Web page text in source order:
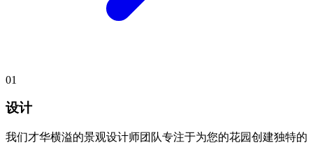
01
设计
我们才华横溢的景观设计师团队专注于为您的花园创建独特的